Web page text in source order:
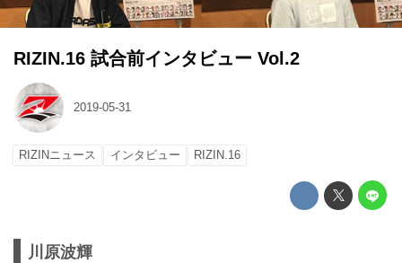
RIZIN.16 試合前インタビュー Vol.2
2019-05-31
RIZINニュース インタビュー RIZIN.16
川原波輝